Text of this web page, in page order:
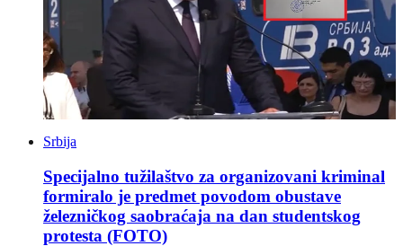
Srbija
Specijalno tužilaštvo za organizovani kriminal
formiralo je predmet povodom obustave
železničkog saobraćaja na dan studentskog
protesta (FOTO)